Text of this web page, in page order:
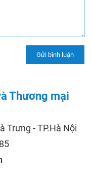
Thương mại
Trưng - TP.Hà Nội